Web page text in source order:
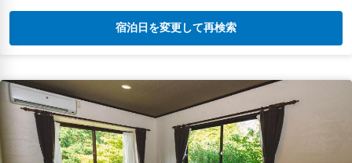
宿泊日を変更して再検索